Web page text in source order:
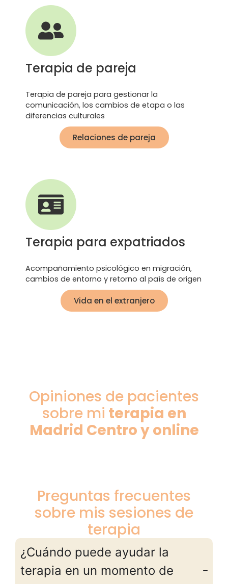
Terapia de pareja
Terapia de pareja para gestionar la
comunicación, los cambios de etapa o las
diferencias culturales
Relaciones de pareja
Terapia para expatriados
Acompañamiento psicológico en migración,
cambios de entorno y retorno al país de origen
Vida en el extranjero
Opiniones de pacientes
sobre mi terapia en
Madrid Centro y online
Preguntas frecuentes
sobre mis sesiones de
terapia
¿Cuándo puede ayudar la
terapia en un momento de